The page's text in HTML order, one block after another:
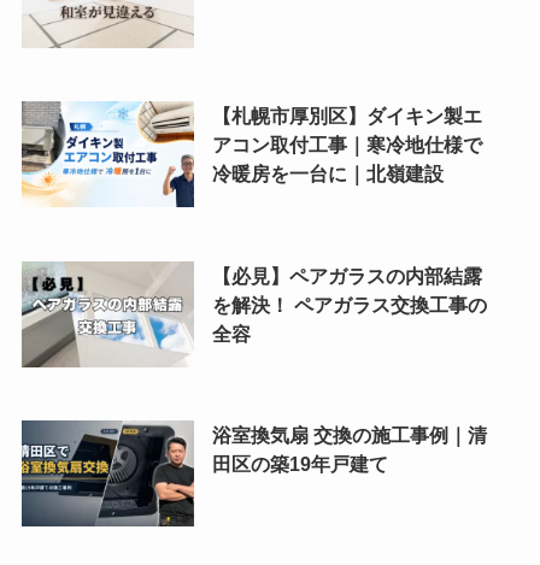
【札幌市厚別区】ダイキン製エ
アコン取付工事｜寒冷地仕様で
冷暖房を一台に｜北嶺建設
【必見】ペアガラスの内部結露
を解決！ ペアガラス交換工事の
全容
浴室換気扇 交換の施工事例｜清
田区の築19年戸建て